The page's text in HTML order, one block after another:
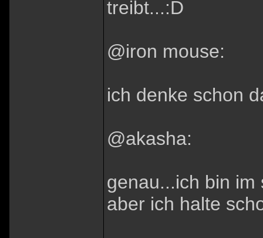
treibt...:D
@iron mouse:
ich denke schon
@akasha:
genau...ich bin im
aber ich halte